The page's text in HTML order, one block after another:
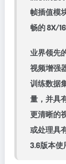
帧插值模
畅的 8X/
业界领先
视频增强
训练数据
量，并具
更清晰的
或处理具
3.6版本使